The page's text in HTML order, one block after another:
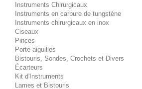
Instruments Chirurgicaux
Instruments en carbure de tungstène
Instruments chirurgicaux en inox
Ciseaux
Pinces
Porte-aiguilles
Bistouris, Sondes, Crochets et Divers
Écarteurs
Kit d'Instruments
Lames et Bistouris